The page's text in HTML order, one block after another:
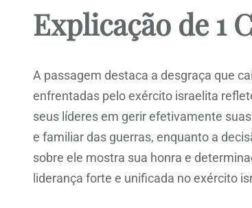
Explicação de 1
A passagem destaca a desgraça que
enfrentadas pelo exército israelita
seus líderes em gerir efetivamente
e familiar das guerras, enquanto a
sobre ele mostra sua honra e
liderança forte e unificada no exército